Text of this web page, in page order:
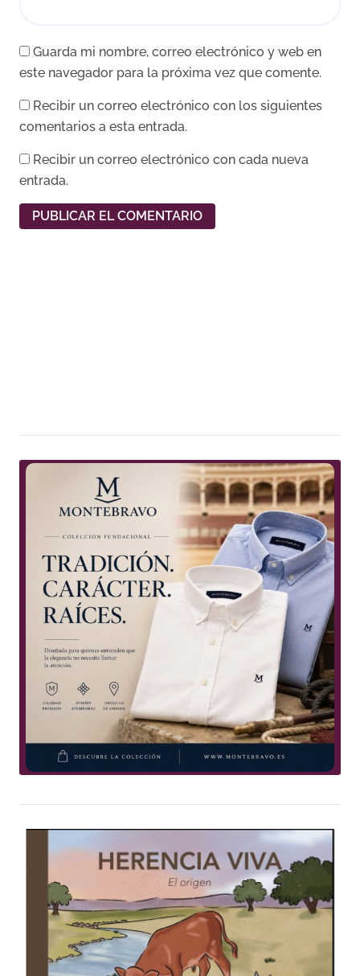
Guarda mi nombre, correo electrónico y web en
este navegador para la próxima vez que comente.
Recibir un correo electrónico con los siguientes
comentarios a esta entrada.
Recibir un correo electrónico con cada nueva
entrada.